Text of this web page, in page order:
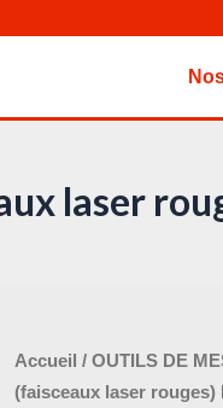
laser
Accueil / OUTILS DE
(faisceaux laser rouges)
Le